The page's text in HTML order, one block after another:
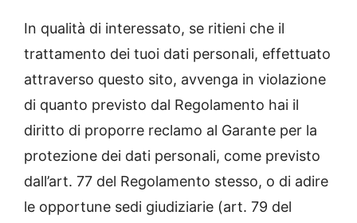
In qualità di interessato, se ritieni che il
trattamento dei tuoi dati personali, effettuato
attraverso questo sito, avvenga in violazione
di quanto previsto dal Regolamento hai il
diritto di proporre reclamo al Garante per la
protezione dei dati personali, come previsto
dall’art. 77 del Regolamento stesso, o di adire
le opportune sedi giudiziarie (art. 79 del